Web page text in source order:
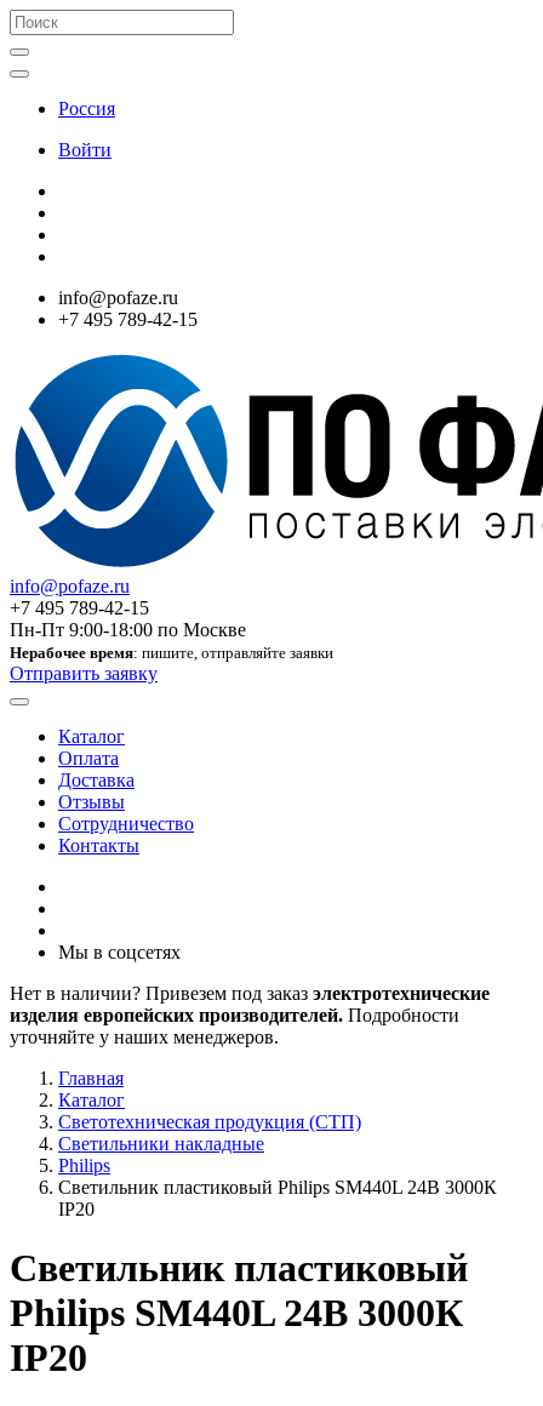
Россия
Войти
info@pofaze.ru
+7 495 789-42-15
info@pofaze.ru
+7 495 789-42-15
Пн-Пт 9:00-18:00 по Москве
Нерабочее время: пишите, отправляйте заявки
Отправить заявку
Каталог
Оплата
Доставка
Отзывы
Сотрудничество
Контакты
Мы в соцсетях
Нет в наличии? Привезем под заказ электротехнические
изделия европейских производителей. Подробности
уточняйте у наших менеджеров.
Главная
Каталог
Светотехническая продукция (СТП)
Светильники накладные
Philips
Светильник пластиковый Philips SM440L 24В 3000К
IP20
Светильник пластиковый
Philips SM440L 24В 3000К
IP20